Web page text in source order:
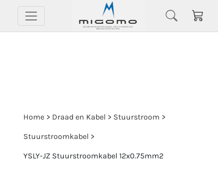
Home > Draad en Kabel > Stuurstroom >
Stuurstroomkabel >
YSLY-JZ Stuurstroomkabel 12x0.75mm2